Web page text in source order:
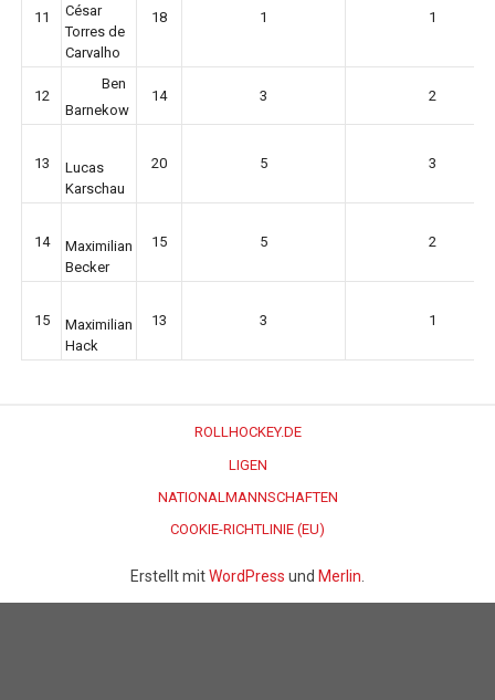
11
César
Torres de
Carvalho
18 1 1
12
Ben
Barnekow
14 3 2
13
Lucas
Karschau
20 5 3
14
Maximilian
Becker
15 5 2
15
Maximilian
Hack
13 3 1
ROLLHOCKEY.DE
LIGEN
NATIONALMANNSCHAFTEN
COOKIE-RICHTLINIE (EU)
Erstellt mitWordPress und Merlin